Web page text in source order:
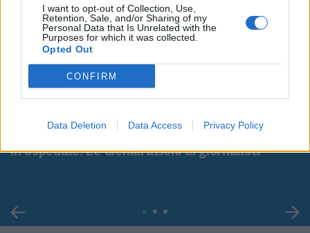
I want to opt-out of Collection, Use,
Retention, Sale, and/or Sharing of my
Personal Data that Is Unrelated with the
Purposes for which it was collected.
Opted Out
CONFIRM
Data Deletion Data Access Privacy Policy
00:00 01:16
in ospedale. Le dichiarazioni ai giornalisti